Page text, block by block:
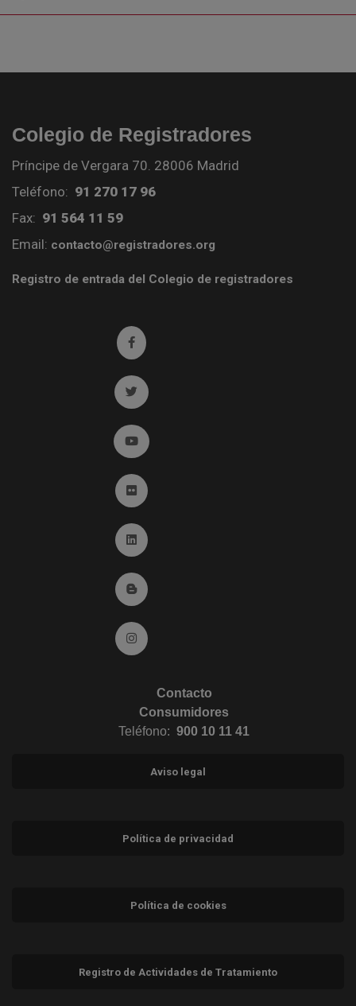
Colegio de Registradores
Príncipe de Vergara 70. 28006 Madrid
Teléfono: 91 270 17 96
Fax: 91 564 11 59
Email: contacto@registradores.org
Registro de entrada del Colegio de registradores
Ir a facebook (abre en ventana nueva)
Ir a twitter (abre en ventana nueva)
Ir a YouTube (abre en ventana nueva)
Ir a Flickr (abre en ventana nueva)
Ir a Linkedin (abre en ventana nueva)
Ir al Blog (abre en ventana nueva)
Ir a Instagram (abre en ventana nueva)
Contacto
Consumidores
Teléfono: 900 10 11 41
Aviso legal
Política de privacidad
Política de cookies
Registro de Actividades de Tratamiento